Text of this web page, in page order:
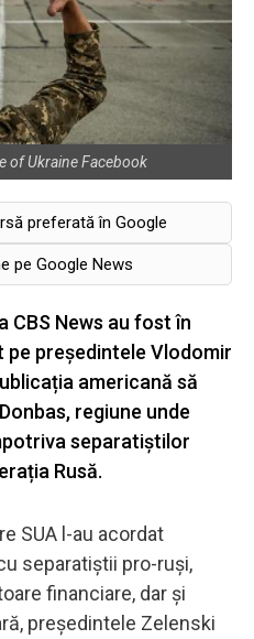
of Ukraine Facebook
preferată în Google
pe Google News
CBS News au fost în
pe președintele Vlodomir
americană să
regiune unde
separatiștilor
Rusă.
SUA l-au acordat
separatiștii pro-ruși,
financiare, dar și
președintele Zelenski